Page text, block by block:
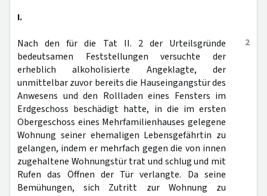
I.
2
Nach den für die Tat II. 2 der Urteilsgründe
bedeutsamen Feststellungen versuchte der
erheblich alkoholisierte Angeklagte, der
unmittelbar zuvor bereits die Hauseingangstür des
Anwesens und den Rollladen eines Fensters im
Erdgeschoss beschädigt hatte, in die im ersten
Obergeschoss eines Mehrfamilienhauses gelegene
Wohnung seiner ehemaligen Lebensgefährtin zu
gelangen, indem er mehrfach gegen die von innen
zugehaltene Wohnungstür trat und schlug und mit
Rufen das Öffnen der Tür verlangte. Da seine
Bemühungen, sich Zutritt zur Wohnung zu